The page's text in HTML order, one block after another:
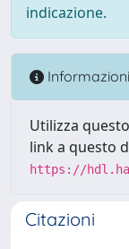
indicazione.
Informazioni
Utilizza
link a questo
https://
Citazioni